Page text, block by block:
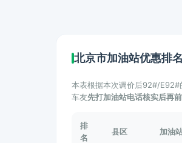
北京市加油站优惠排名
本表根据本次调价后92#/E92#
车友先打加油站电话核实后再
排
名
县区 加油